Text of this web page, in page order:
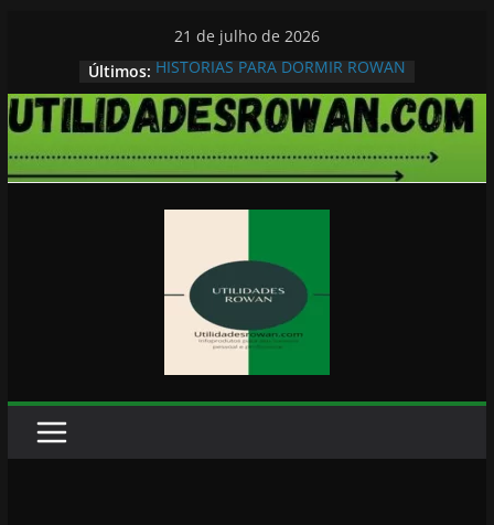
conteúdo
21 de julho de 2026
Últimos: HISTORIAS PARA DORMIR ROWAN